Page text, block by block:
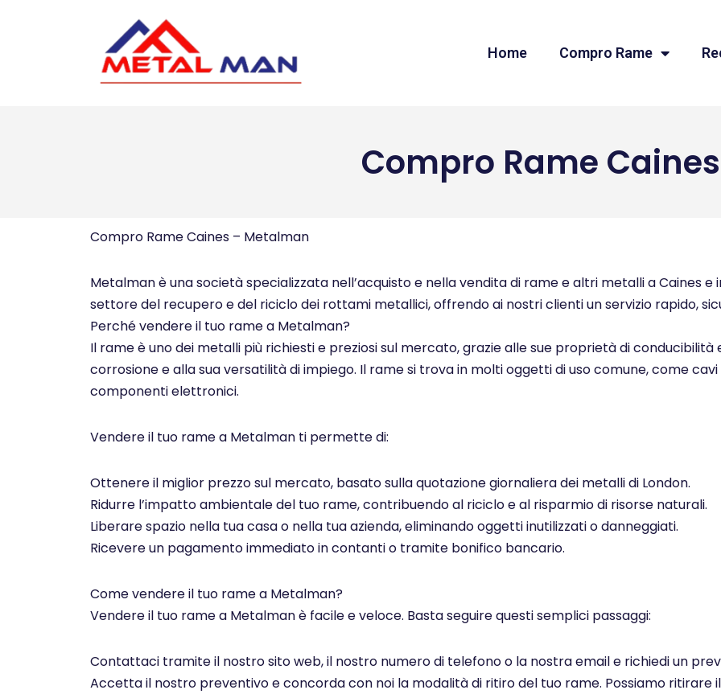
Home Compro Rame
Compro Rame Caines
Compro Rame Caines – Metalman
Metalman è una società specializzata nell’acquisto e nella vendita di rame e altri metalli a Caines
settore del recupero e del riciclo dei rottami metallici, offrendo ai nostri clienti un servizio rapido,
Perché vendere il tuo rame a Metalman?
Il rame è uno dei metalli più richiesti e preziosi sul mercato, grazie alle sue proprietà di
corrosione e alla sua versatilità di impiego. Il rame si trova in molti oggetti di uso comune, come
componenti elettronici.
Vendere il tuo rame a Metalman ti permette di:
Ottenere il miglior prezzo sul mercato, basato sulla quotazione giornaliera dei metalli di London.
Ridurre l’impatto ambientale del tuo rame, contribuendo al riciclo e al risparmio di risorse naturali.
Liberare spazio nella tua casa o nella tua azienda, eliminando oggetti inutilizzati o danneggiati.
Ricevere un pagamento immediato in contanti o tramite bonifico bancario.
Come vendere il tuo rame a Metalman?
Vendere il tuo rame a Metalman è facile e veloce. Basta seguire questi semplici passaggi:
Contattaci tramite il nostro sito web, il nostro numero di telefono o la nostra email e richiedi un
Accetta il nostro preventivo e concorda con noi la modalità di ritiro del tuo rame. Possiamo ritirare